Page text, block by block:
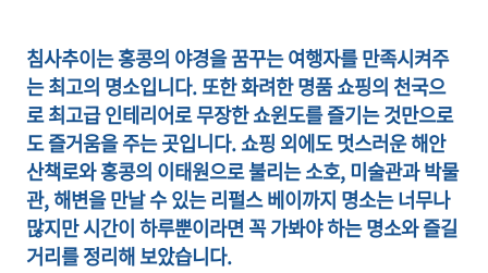
침사추이는 홍콩의 야경을 꿈꾸는 여행자를 만족시켜주
는 최고의 명소입니다. 또한 화려한 명품 쇼핑의 천국으
로 최고급 인테리어로 무장한 쇼윈도를 즐기는 것만으로
도 즐거움을 주는 곳입니다. 쇼핑 외에도 멋스러운 해안
산책로와 홍콩의 이태원으로 불리는 소호, 미술관과 박물
관, 해변을 만날 수 있는 리펄스 베이까지 명소는 너무나
많지만 시간이 하루뿐이라면 꼭 가봐야 하는 명소와 즐길
거리를 정리해 보았습니다.